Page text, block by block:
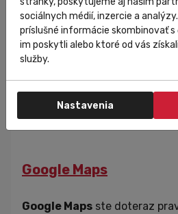
Google Maps
Google Maps ste doteraz
sociálnych médií, inzercie a
príslušné informácie skombinovať
im poskytli alebo ktoré od vás
služby.
Nastavenia